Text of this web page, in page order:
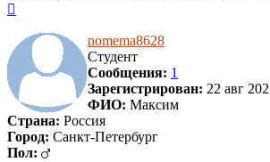
началу
nomema8628
Студент
Сообщения: 1
Зарегистрирован: 22 авг
ФИО: Максим
Страна: Россия
Город: Санкт-Петербург
Пол: